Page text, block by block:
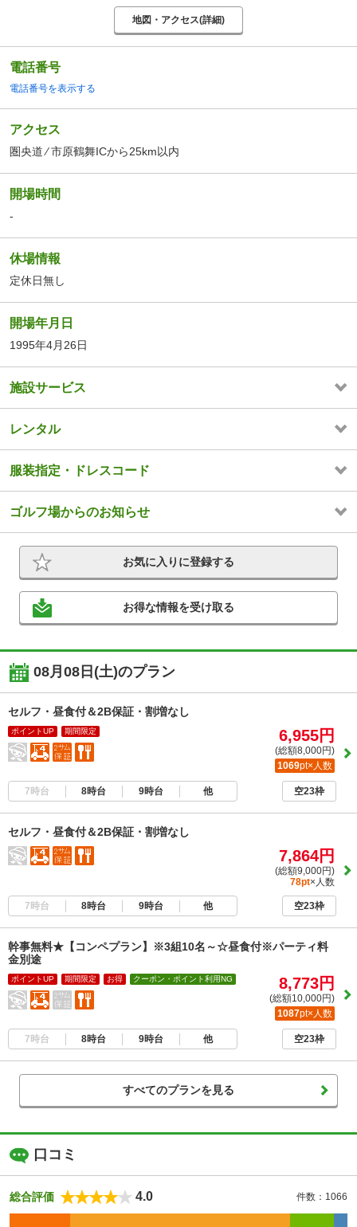
地図・アクセス(詳細)
電話番号
電話番号を表示する
アクセス
圏央道 ⁄ 市原鶴舞ICから25km以内
開場時間
-
休場情報
定休日無し
開場年月日
1995年4月26日
施設サービス
レンタル
服装指定・ドレスコード
ゴルフ場からのお知らせ
お気に入りに登録する
お得な情報を受け取る
08月08日(土)のプラン
セルフ・昼食付＆2B保証・割増なし
ポイントUP 期間限定 6,955円
(総額8,000円)
1069pt×人数
7時台 8時台 9時台 他 空23枠
セルフ・昼食付＆2B保証・割増なし
7,864円
(総額9,000円)
78pt×人数
7時台 8時台 9時台 他 空23枠
幹事無料★【コンペプラン】※3組10名～☆昼食付※パーティ料
金別途
ポイントUP 期間限定 お得 クーポン・ポイント利用NG 8,773円
(総額10,000円)
1087pt×人数
7時台 8時台 9時台 他 空23枠
すべてのプランを見る
口コミ
総合評価 4.0 件数：1066